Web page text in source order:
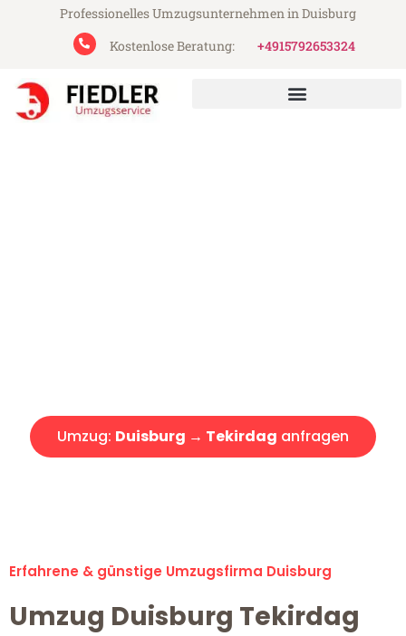
Professionelles Umzugsunternehmen in Duisburg
Kostenlose Beratung:
+4915792653324
Umzug: Duisburg → Tekirdag anfragen
Erfahrene & günstige Umzugsfirma Duisburg
Umzug Duisburg Tekirdag